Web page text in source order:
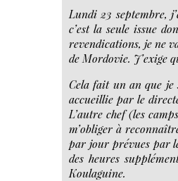
Lundi 23 septembre,
c’est la seule issue
revendications, je ne
de Mordovie. J’exige
Cela fait un an que
accueillie par le
L’autre chef (les
m’obliger à
par jour prévues par
des heures
Koulaguine.